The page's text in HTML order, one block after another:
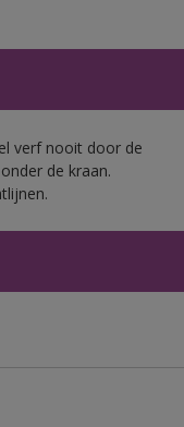
verf nooit door de
de kraan.